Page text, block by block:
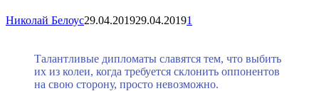
Николай Белоус29.04.201929.04.20191
Талантливые дипломаты славятся тем, что выбить
их из колеи, когда требуется склонить оппонентов
на свою сторону, просто невозможно.